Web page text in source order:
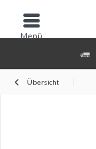
Menü
Übersicht